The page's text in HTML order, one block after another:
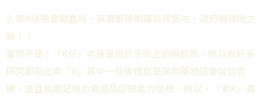
2. 索K係唔會變蠢呀，其實都係啲廣告誇張咗，政府嚇我哋之
嘛！！
當然不是！「K仔」本身是用於手術上的麻醉劑，所以有好多
研究都指出索「K」其中一些後遺症是誤用藥物這會說話含
糊，並且長期記憶力衰退及認知能力受損。所以，「索K」真